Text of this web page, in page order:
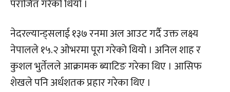
पराजित गरेको थियो ।
नेदरल्यान्ड्सलाई १३७ रनमा अल आउट गर्दै उक्त लक्ष्य
नेपालले १५.२ ओभरमा पूरा गरेको थियो । अनिल शाह र
कुशल भुर्तेलले आक्रामक ब्याटिङ गरेका थिए । आसिफ
शेखले पनि अर्धशतक प्रहार गरेका थिए ।